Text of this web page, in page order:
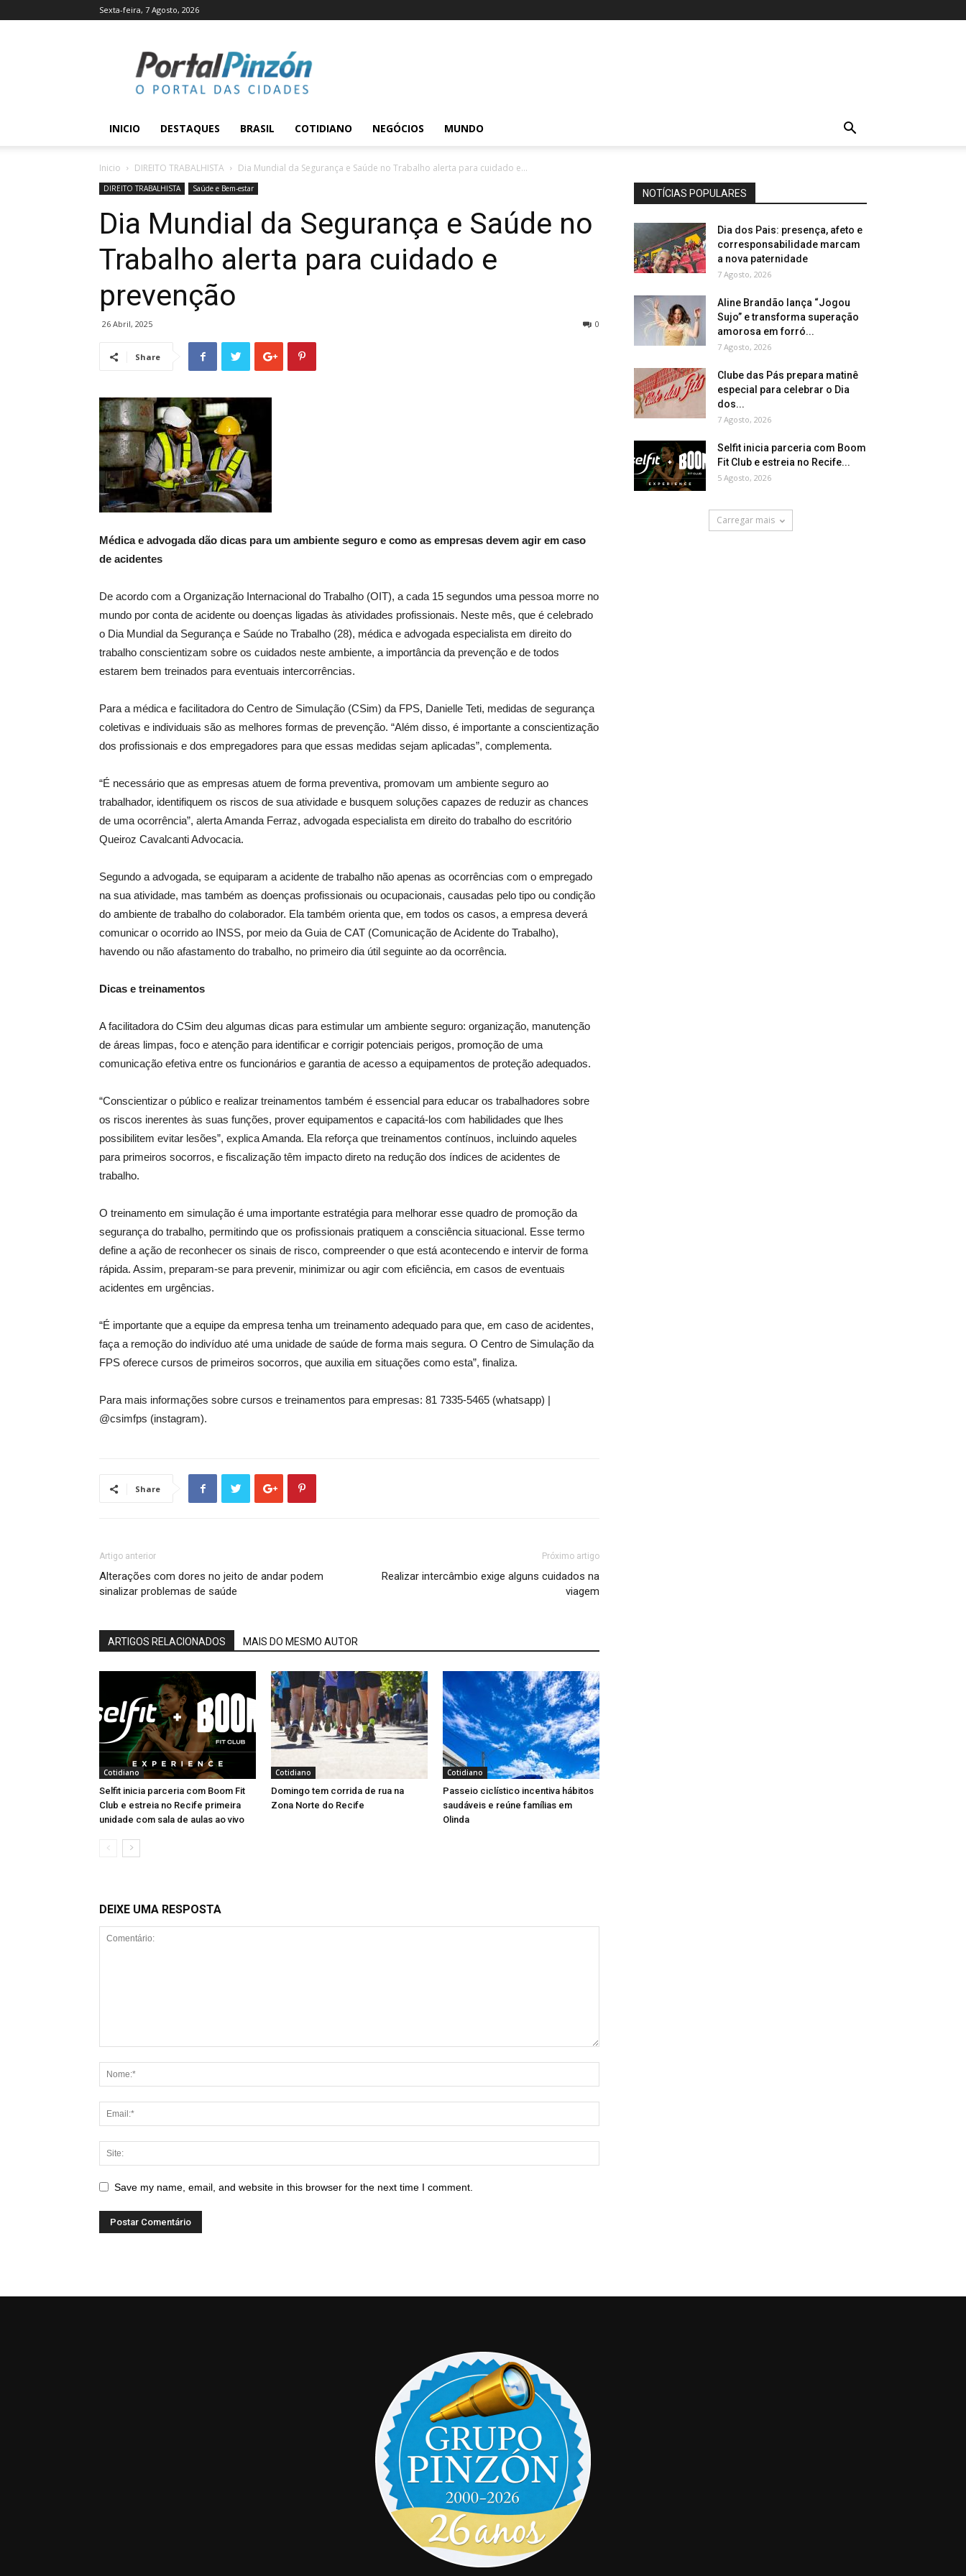
Sexta-feira, 7 Agosto, 2026
Pinzón
INICIO DESTAQUES BRASIL COTIDIANO NEGÓCIOS MUNDO
Inicio DIREITO TRABALHISTA Dia Mundial da Segurança e Saúde no Trabalho alerta para cuidado e...
DIREITO TRABALHISTA Saúde e Bem-estar
Dia Mundial da Segurança e Saúde no
Trabalho alerta para cuidado e
prevenção
26 Abril, 2025 0
Share
Médica e advogada dão dicas para um ambiente seguro e como as empresas devem agir em caso
de acidentes
De acordo com a Organização Internacional do Trabalho (OIT), a cada 15 segundos uma pessoa morre no
mundo por conta de acidente ou doenças ligadas às atividades profissionais. Neste mês, que é celebrado
o Dia Mundial da Segurança e Saúde no Trabalho (28), médica e advogada especialista em direito do
trabalho conscientizam sobre os cuidados neste ambiente, a importância da prevenção e de todos
estarem bem treinados para eventuais intercorrências.
Para a médica e facilitadora do Centro de Simulação (CSim) da FPS, Danielle Teti, medidas de segurança
coletivas e individuais são as melhores formas de prevenção. “Além disso, é importante a conscientização
dos profissionais e dos empregadores para que essas medidas sejam aplicadas”, complementa.
“É necessário que as empresas atuem de forma preventiva, promovam um ambiente seguro ao
trabalhador, identifiquem os riscos de sua atividade e busquem soluções capazes de reduzir as chances
de uma ocorrência”, alerta Amanda Ferraz, advogada especialista em direito do trabalho do escritório
Queiroz Cavalcanti Advocacia.
Segundo a advogada, se equiparam a acidente de trabalho não apenas as ocorrências com o empregado
na sua atividade, mas também as doenças profissionais ou ocupacionais, causadas pelo tipo ou condição
do ambiente de trabalho do colaborador. Ela também orienta que, em todos os casos, a empresa deverá
comunicar o ocorrido ao INSS, por meio da Guia de CAT (Comunicação de Acidente do Trabalho),
havendo ou não afastamento do trabalho, no primeiro dia útil seguinte ao da ocorrência.
Dicas e treinamentos
A facilitadora do CSim deu algumas dicas para estimular um ambiente seguro: organização, manutenção
de áreas limpas, foco e atenção para identificar e corrigir potenciais perigos, promoção de uma
comunicação efetiva entre os funcionários e garantia de acesso a equipamentos de proteção adequados.
“Conscientizar o público e realizar treinamentos também é essencial para educar os trabalhadores sobre
os riscos inerentes às suas funções, prover equipamentos e capacitá-los com habilidades que lhes
possibilitem evitar lesões”, explica Amanda. Ela reforça que treinamentos contínuos, incluindo aqueles
para primeiros socorros, e fiscalização têm impacto direto na redução dos índices de acidentes de
trabalho.
O treinamento em simulação é uma importante estratégia para melhorar esse quadro de promoção da
segurança do trabalho, permitindo que os profissionais pratiquem a consciência situacional. Esse termo
define a ação de reconhecer os sinais de risco, compreender o que está acontecendo e intervir de forma
rápida. Assim, preparam-se para prevenir, minimizar ou agir com eficiência, em casos de eventuais
acidentes em urgências.
“É importante que a equipe da empresa tenha um treinamento adequado para que, em caso de acidentes,
faça a remoção do indivíduo até uma unidade de saúde de forma mais segura. O Centro de Simulação da
FPS oferece cursos de primeiros socorros, que auxilia em situações como esta”, finaliza.
Para mais informações sobre cursos e treinamentos para empresas: 81 7335-5465 (whatsapp) |
@csimfps (instagram).
Share
Artigo anterior
Alterações com dores no jeito de andar podem
sinalizar problemas de saúde
Próximo artigo
Realizar intercâmbio exige alguns cuidados na
viagem
ARTIGOS RELACIONADOS MAIS DO MESMO AUTOR
Cotidiano
Selfit inicia parceria com Boom Fit
Club e estreia no Recife primeira
unidade com sala de aulas ao vivo
Cotidiano
Domingo tem corrida de rua na
Zona Norte do Recife
Cotidiano
Passeio ciclístico incentiva hábitos
saudáveis e reúne famílias em
Olinda
DEIXE UMA RESPOSTA
Save my name, email, and website in this browser for the next time I comment.
NOTÍCIAS POPULARES
Dia dos Pais: presença, afeto e
corresponsabilidade marcam
a nova paternidade
7 Agosto, 2026
Aline Brandão lança “Jogou
Sujo” e transforma superação
amorosa em forró...
7 Agosto, 2026
Clube das Pás prepara matinê
especial para celebrar o Dia
dos...
7 Agosto, 2026
Selfit inicia parceria com Boom
Fit Club e estreia no Recife...
5 Agosto, 2026
Carregar mais